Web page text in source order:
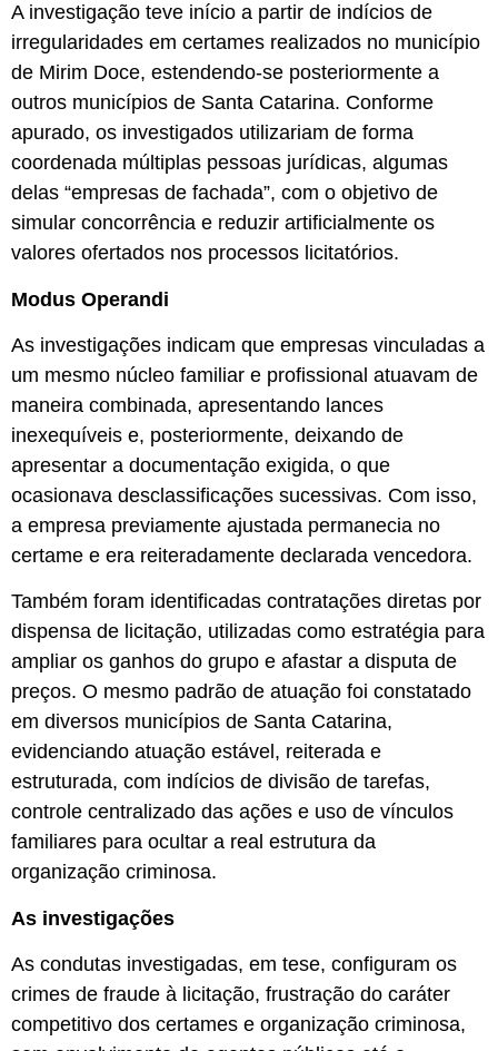
A investigação teve início a partir de indícios de
irregularidades em certames realizados no município
de Mirim Doce, estendendo-se posteriormente a
outros municípios de Santa Catarina. Conforme
apurado, os investigados utilizariam de forma
coordenada múltiplas pessoas jurídicas, algumas
delas “empresas de fachada”, com o objetivo de
simular concorrência e reduzir artificialmente os
valores ofertados nos processos licitatórios.
Modus Operandi
As investigações indicam que empresas vinculadas a
um mesmo núcleo familiar e profissional atuavam de
maneira combinada, apresentando lances
inexequíveis e, posteriormente, deixando de
apresentar a documentação exigida, o que
ocasionava desclassificações sucessivas. Com isso,
a empresa previamente ajustada permanecia no
certame e era reiteradamente declarada vencedora.
Também foram identificadas contratações diretas por
dispensa de licitação, utilizadas como estratégia para
ampliar os ganhos do grupo e afastar a disputa de
preços. O mesmo padrão de atuação foi constatado
em diversos municípios de Santa Catarina,
evidenciando atuação estável, reiterada e
estruturada, com indícios de divisão de tarefas,
controle centralizado das ações e uso de vínculos
familiares para ocultar a real estrutura da
organização criminosa.
As investigações
As condutas investigadas, em tese, configuram os
crimes de fraude à licitação, frustração do caráter
competitivo dos certames e organização criminosa,